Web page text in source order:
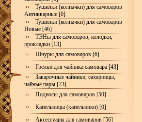
Тушилки (колпачки) для самоваров
Антикварные [0]
Тушилки (колпачки) для самоваров
Новые [46]
ТЭНы для самоваров, колодки,
прокладки [13]
Шнуры для самоваров [6]
Грелки для чайника самовара [43]
Заварочные чайники, сахарницы,
чайные пары [73]
Подносы для самоваров [50]
Капельницы (капельники) [0]
Аксессуары для самоваров [56]